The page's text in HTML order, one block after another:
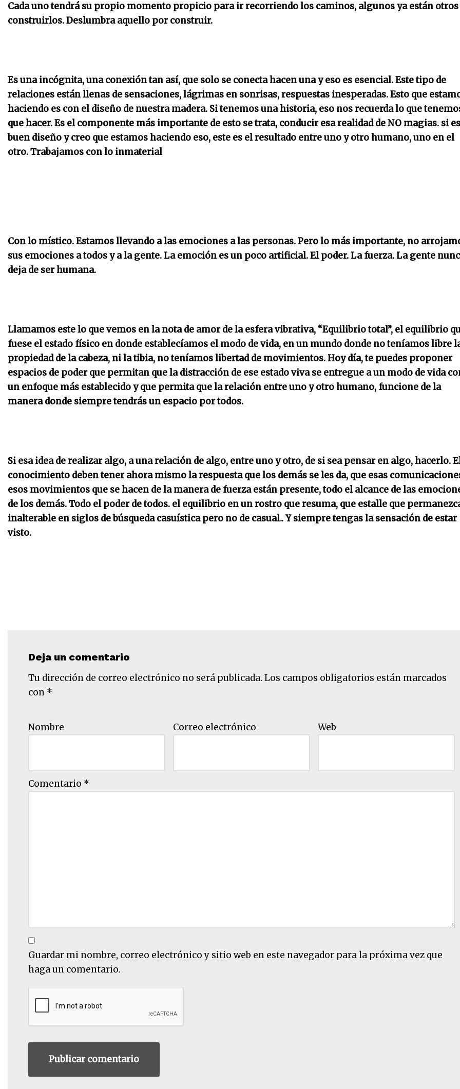
Cada uno tendrá su propio momento propicio para ir recorriendo los caminos, algunos ya están otros
construirlos. Deslumbra aquello por construir.
Es una incógnita, una conexión tan así, que solo se conecta hacen unay eso es esencial. Este tipo de
relaciones están llenas de sensaciones, lágrimas en sonrisas, respuestas inesperadas. Esto que
haciendo es con el diseño de nuestra madera. Si tenemos una historia, eso nos recuerda lo que
que hacer. Es el componente más importante de esto se trata, conducir esa realidad de NO magias. si
buen diseño y creo que estamos haciendo eso, este es el resultado entre uno y otro humano, uno en el
otro. Trabajamos con lo inmaterial
Con lo místico. Estamos llevando a las emociones a las personas. Pero lo más importante, no
sus emociones a todos y a la gente. La emoción es un poco artificial. El poder. La fuerza. La gente
deja de ser humana.
Llamamos este lo que vemos en la nota de amor de la esfera vibrativa, “Equilibrio total”, el equilibrio
fuese el estado físico en donde establecíamos el modo de vida, en un mundo donde no teníamos libre
propiedad de la cabeza, ni la tibia, no teníamos libertad de movimientos. Hoy día, te puedes proponer
espacios de poder que permitan que la distracción de ese estado viva se entregue a un modo de vida
un enfoque más establecido y que permita que la relación entre uno y otro humano, funcione de la
manera donde siempre tendrás un espacio por todos.
Si esa idea de realizar algo, a una relación de algo, entre uno y otro, de si sea pensar en algo, hacerlo.
conocimiento deben tener ahora mismo la respuesta que los demás se les da, que esas
esos movimientos que se hacen de la manera de fuerza están presente, todo el alcance de las
de los demás. Todo el poder de todos. el equilibrio en un rostro que resuma, que estalle que
inalterable en siglos de búsqueda casuística pero no de casual.. Y siempre tengas la sensación de estar
visto.
Deja un comentario
Tu dirección de correo electrónico no será publicada. Los campos obligatorios están marcados
con *
Nombre Correo electrónico Web
Comentario *
Guardar mi nombre, correo electrónico y sitio web en este navegador para la próxima vez que
haga un comentario.